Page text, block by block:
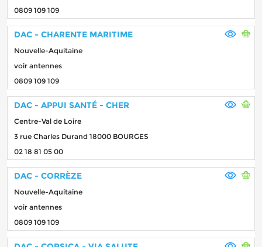
0809 109 109
DAC - CHARENTE MARITIME
Nouvelle-Aquitaine
voir antennes
0809 109 109
DAC - APPUI SANTÉ - CHER
Centre-Val de Loire
3 rue Charles Durand 18000 BOURGES
02 18 81 05 00
DAC - CORRÈZE
Nouvelle-Aquitaine
voir antennes
0809 109 109